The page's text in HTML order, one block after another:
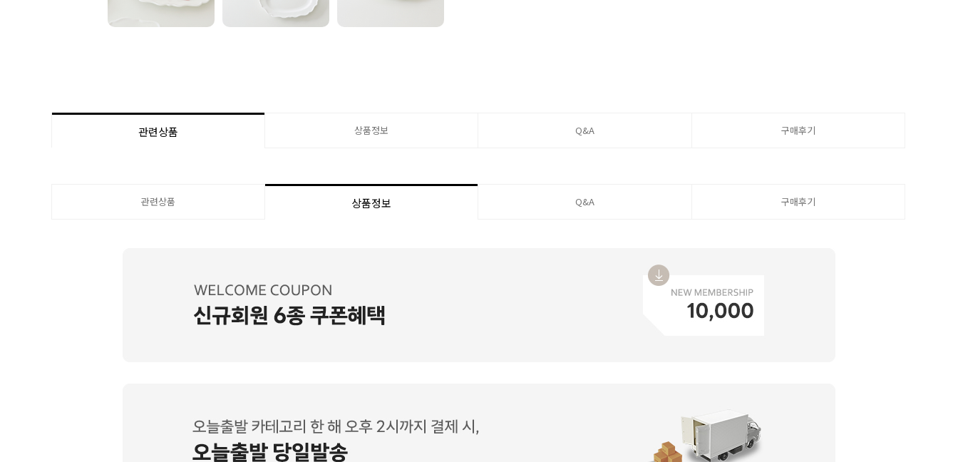
관련상품 상품정보 Q&A 구매후기
관련상품 상품정보 Q&A 구매후기